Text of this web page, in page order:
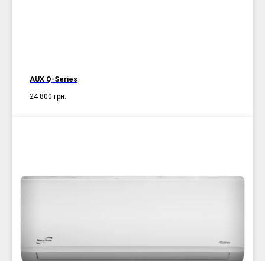
AUX Q-Series
24 800 грн.